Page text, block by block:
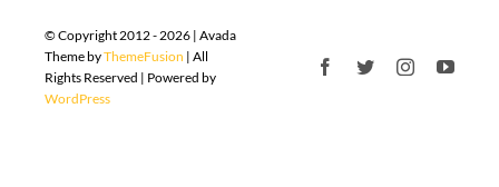
© Copyright 2012 - 2026 | Avada
Theme byThemeFusion | All
Rights Reserved | Powered by
WordPress